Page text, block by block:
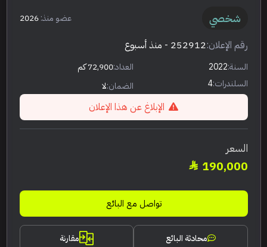
شخصي عضو منذ:2026
رقم الإعلان:252912 - منذ أسبوع
السنة:2022 العداد:72,900 كم
السلندرات:4 الضمان:لا
الإبلاغ عن هذا الإعلان
السعر
190,000
تواصل مع البائع
محادثة البائع مقارنة